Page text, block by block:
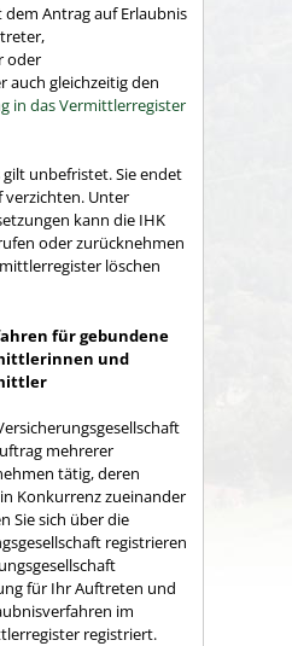
Antrag auf Erlaubnis
oder
auch gleichzeitig den
in das Vermittlerregister
gilt unbefristet. Sie endet
verzichten. Unter
kann die IHK
oder zurücknehmen
löschen
für gebundene
und
mehrerer
tätig, deren
Konkurrenz zueinander
Sie sich über die
registrieren
für Ihr Auftreten und
im
registriert.